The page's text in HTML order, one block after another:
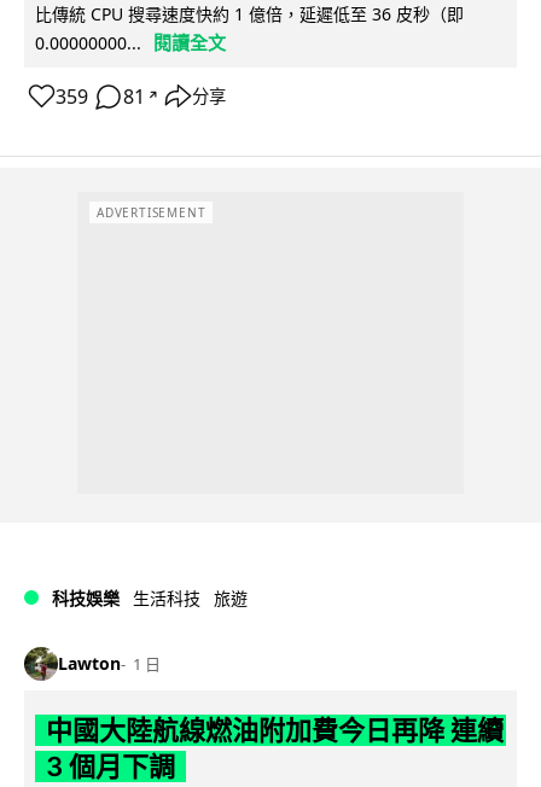
比傳統 CPU 搜尋速度快約 1 億倍，延遲低至 36 皮秒（即
0.00000000...
閱讀全文
359 81 ↗ 分享
ADVERTISEMENT
科技娛樂 生活科技 旅遊
Lawton 1 日
中國大陸航線燃油附加費今日再降 連續
3 個月下調